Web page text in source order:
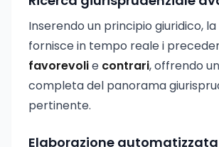
Inserendo un principio giuridico,
fornisce in tempo reale i
favorevolie contrari, offrendo
completa del panorama
pertinente.
Elaborazione